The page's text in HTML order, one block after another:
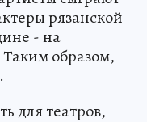
рязанской
- на
образом,
для театров,